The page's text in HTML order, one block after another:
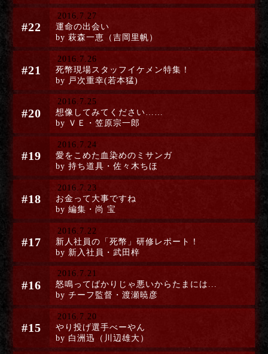
#22
2016.7.27
運命の出会い
by 萩森一恵（吉岡里帆）
#21
2016.7.26
死幣現場スタッフイケメン特集！
by 戸次重幸(若本猛)
#20
2016.7.25
想像してみてください……
by ＶＥ・笠原宗一郎
#19
2016.7.24
愛をこめた血染めのミサンガ
by 持ち道具・佐々木ちほ
#18
2016.7.23
お金って大事ですね
by 編集・尚 宝
#17
2016.7.22
新人社員の「死幣」研修レポート！
by 新入社員・武田梓
#16
2016.7.21
怒鳴ってばかりじゃ悪いからたまには...
by チーフ監督・渡瀬暁彦
#15
2016.7.20
やり投げ選手べーやん
by 白洲迅（川辺雄大）